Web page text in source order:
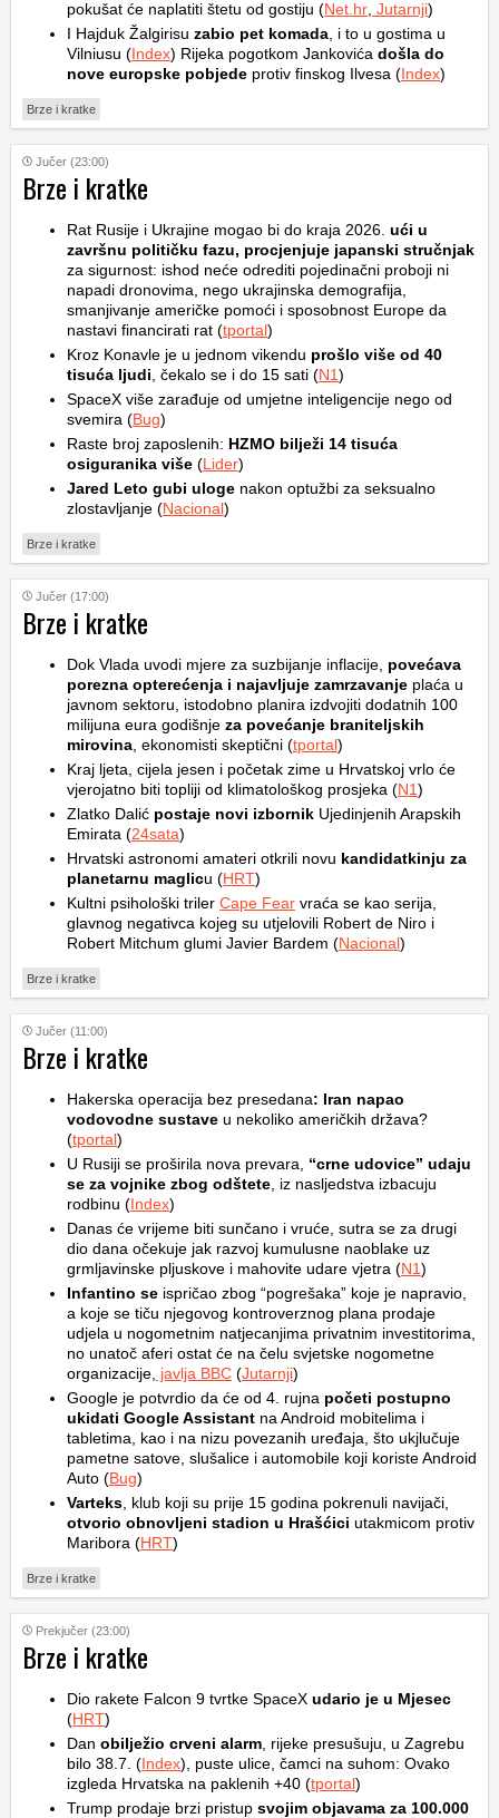
pokušat će naplatiti štetu od gostiju (Net.hr Jutarnji)
I Hajduk Žalgirisu zabio pet komada , i to u gostima u
Vilniusu (Index) Rijeka pogotkom Jankovića došla do
nove europske pobjede protiv finskog Ilvesa (Index)
Brze i kratke
Jučer (23:00)
Brze i kratke
Rat Rusije i Ukrajine mogao bi do kraja 2026. ući u
završnu političku fazu, procjenjuje japanski stručnjak
za sigurnost: ishod neće odrediti pojedinačni proboji ni
napadi dronovima, nego ukrajinska demografija,
smanjivanje američke pomoći i sposobnost Europe da
nastavi financirati rat (tportal)
Kroz Konavle je u jednom vikendu prošlo više od 40
tisuća ljudi , čekalo se i do 15 sati (N1)
SpaceX više zarađuje od umjetne inteligencije nego od
svemira (Bug)
Raste broj zaposlenih: HZMO bilježi 14 tisuća
osiguranika više (Lider)
Jared Leto gubi uloge nakon optužbi za seksualno
zlostavljanje (Nacional)
Brze i kratke
Jučer (17:00)
Brze i kratke
Dok Vlada uvodi mjere za suzbijanje inflacije, povećava
porezna opterećenja i najavljuje zamrzavanje plaća u
javnom sektoru, istodobno planira izdvojiti dodatnih 100
milijuna eura godišnje za povećanje braniteljskih
mirovina , ekonomisti skeptični (tportal)
Kraj ljeta, cijela jesen i početak zime u Hrvatskoj vrlo će
vjerojatno biti topliji od klimatološkog prosjeka (N1)
Zlatko Dalić postaje novi izbornik Ujedinjenih Arapskih
Emirata (24sata)
Hrvatski astronomi amateri otkrili novu kandidatkinju za
planetarnu maglicu (HRT)
Kultni psihološki triler Cape Fear vraća se kao serija,
glavnog negativca kojeg su utjelovili Robert de Niro i
Robert Mitchum glumi Javier Bardem (Nacional)
Brze i kratke
Jučer (11:00)
Brze i kratke
Hakerska operacija bez presedana: Iran napao
vodovodne sustave u nekoliko američkih država?
(tportal)
U Rusiji se proširila nova prevara, “crne udovice” udaju
se za vojnike zbog odštete , iz nasljedstva izbacuju
rodbinu (Index)
Danas će vrijeme biti sunčano i vruće, sutra se za drugi
dio dana očekuje jak razvoj kumulusne naoblake uz
grmljavinske pljuskove i mahovite udare vjetra (N1)
Infantino se ispričao zbog “pogrešaka” koje je napravio,
a koje se tiču njegovog kontroverznog plana prodaje
udjela u nogometnim natjecanjima privatnim investitorima,
no unatoč aferi ostat će na čelu svjetske nogometne
organizacije, javlja BBC (Jutarnji)
Google je potvrdio da će od 4. rujna početi postupno
ukidati Google Assistant na Android mobitelima i
tabletima, kao i na nizu povezanih uređaja, što ukjlučuje
pametne satove, slušalice i automobile koji koriste Android
Auto (Bug)
Varteks , klub koji su prije 15 godina pokrenuli navijači,
otvorio obnovljeni stadion u Hrašćici utakmicom protiv
Maribora (HRT)
Brze i kratke
Prekjučer (23:00)
Brze i kratke
Dio rakete Falcon 9 tvrtke SpaceX udario je u Mjesec
(HRT)
Dan obilježio crveni alarm , rijeke presušuju, u Zagrebu
bilo 38.7. (Index), puste ulice, čamci na suhom: Ovako
izgleda Hrvatska na paklenih +40 (tportal)
Trump prodaje brzi pristup svojim objavama za 100.000